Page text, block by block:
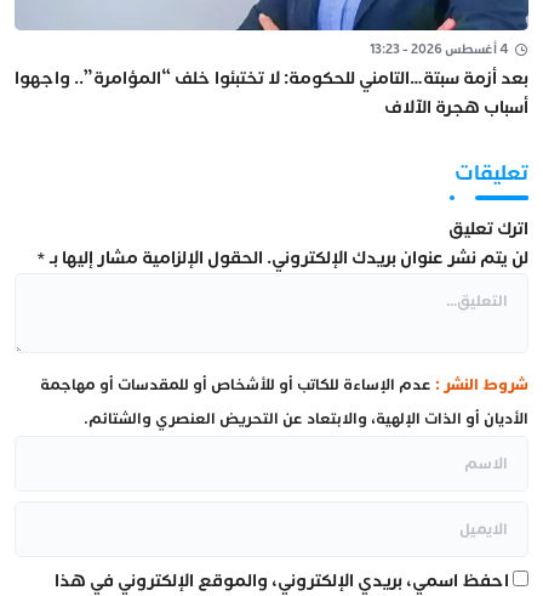
4 أغسطس 2026 - 13:23
بعد أزمة سبتة…التامني للحكومة: لا تختبئوا خلف “المؤامرة”.. واجهوا
أسباب هجرة الآلاف
تعليقات
اترك تعليق
لن يتم نشر عنوان بريدك الإلكتروني. الحقول الإلزامية مشار إليها بـ*
شروط النشر : عدم الإساءة للكاتب أو للأشخاص أو للمقدسات أو مهاجمة
الأديان أو الذات الإلهية، والابتعاد عن التحريض العنصري والشتائم.
احفظ اسمي، بريدي الإلكتروني، والموقع الإلكتروني في هذا